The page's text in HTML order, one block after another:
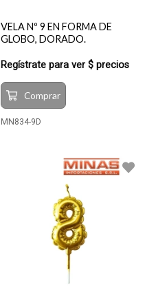
VELA Nº 9 EN FORMA DE
GLOBO, DORADO.
Regístrate para ver $ precios
Comprar
MN834-9D